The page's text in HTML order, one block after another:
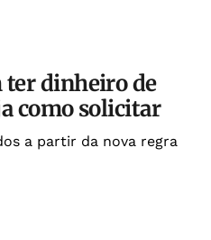
ter dinheiro de
como solicitar
a partir da nova regra